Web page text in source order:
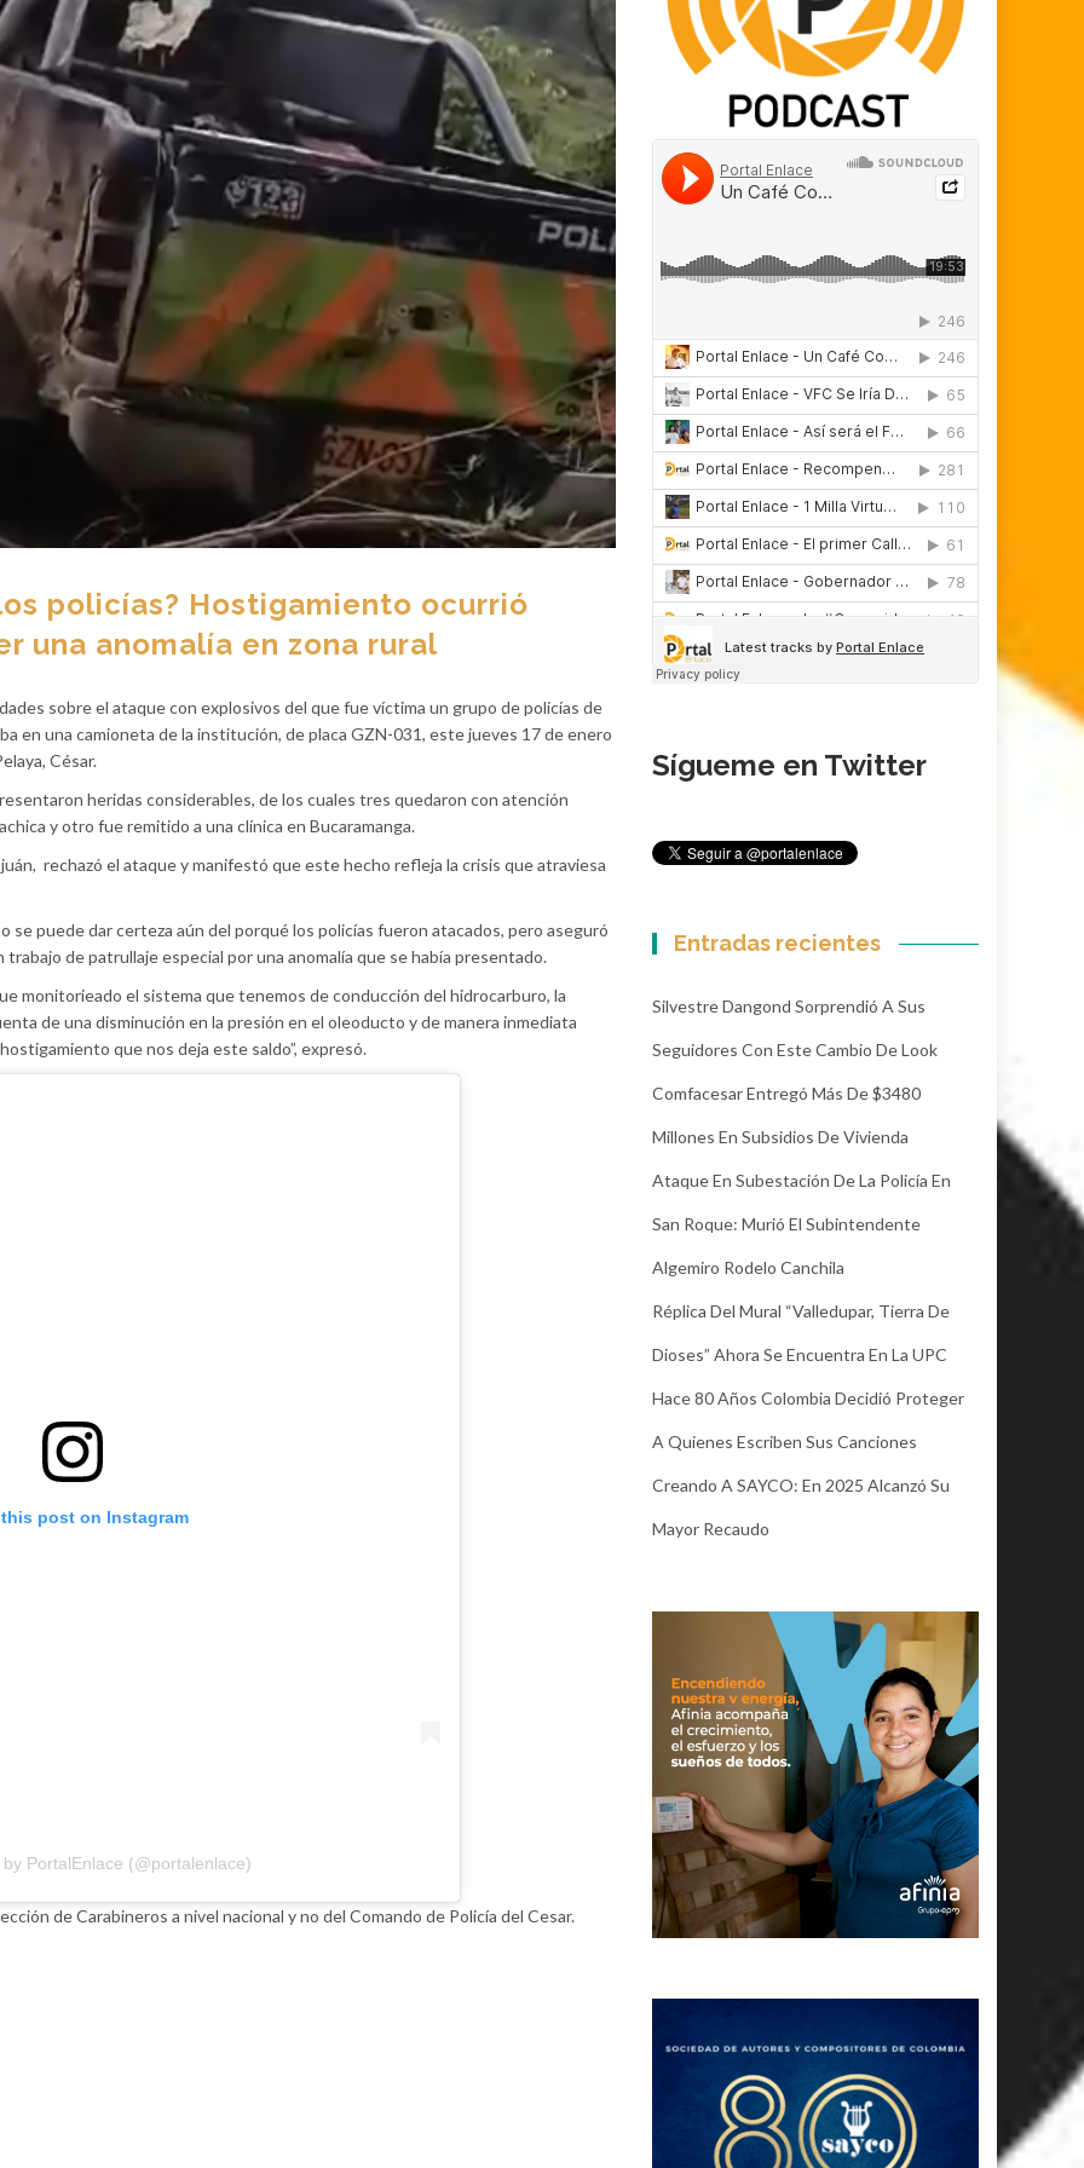
policías? Hostigamiento ocurrió
una anomalía en zona rural
sobre el ataque con explosivos del que fue víctima un grupo de policías de
en una camioneta de la institución, de placa GZN-031, este jueves 17 de enero
César.
heridas considerables, de los cuales tres quedaron con atención
y otro fue remitido a una clínica en Bucaramanga.
rechazó el ataque y manifestó que este hecho refleja la crisis que atraviesa
se puede dar certeza aún del porqué los policías fueron atacados, pero aseguró
de patrullaje especial por una anomalía que se había presentado.
monitorieado el sistema que tenemos de conducción del hidrocarburo, la
de una disminución en la presión en el oleoducto y de manera inmediata
que nos deja este saldo”, expresó.
post on Instagram
PortalEnlace (@portalenlace)
de Carabineros a nivel nacional y no del Comando de Policía del Cesar.
Sígueme en Twitter
Entradas recientes
Silvestre Dangond Sorprendió A Sus
Seguidores Con Este Cambio De Look
Comfacesar Entregó Más De $3480
Millones En Subsidios De Vivienda
Ataque En Subestación De La Policía En
San Roque: Murió El Subintendente
Algemiro Rodelo Canchila
Réplica Del Mural “Valledupar, Tierra De
Dioses” Ahora Se Encuentra En La UPC
Hace 80 Años Colombia Decidió Proteger
A Quienes Escriben Sus Canciones
Creando A SAYCO: En 2025 Alcanzó Su
Mayor Recaudo